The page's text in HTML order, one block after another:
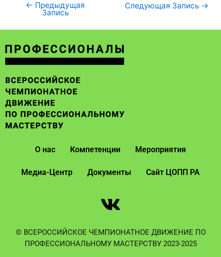
← Предыдущая
Запись
Следующая Запись →
О нас Компетенции Мероприятия
Медиа-Центр Документы Сайт ЦОПП РА
© ВСЕРОССИЙСКОЕ ЧЕМПИОНАТНОЕ ДВИЖЕНИЕ ПО
ПРОФЕССИОНАЛЬНОМУ МАСТЕРСТВУ 2023-2025